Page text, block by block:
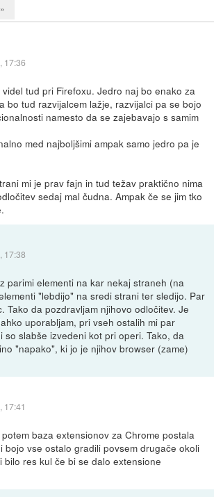
»
17:36
tud pri Firefoxu. Jedro naj bo enako za
bo tud razvijalcem lažje, razvijalci pa se bojo
namesto da se zajebavajo s samim
med najboljšimi ampak samo jedro pa je
mi je prav fajn in tud težav praktično nima
sedaj mal čudna. Ampak če se jim tko
17:38
parimi elementi na kar nekaj straneh (na
"lebdijo" na sredi strani ter sledijo. Par
Tako da pozdravljam njihovo odločitev. Je
uporabljam, pri vseh ostalih mi par
so slabše izvedeni kot pri operi. Tako, da
"napako", ki jo je njihov browser (zame)
17:41
baza extensionov za Chrome postala
bojo vse ostalo gradili povsem drugače okoli
bilo res kul če bi se dalo extensione